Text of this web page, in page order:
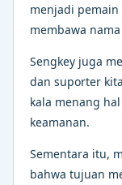
menjadi
membawa
Sengkey juga
dan suporter
kala menang
keamanan.
Sementara itu,
bahwa tujuan